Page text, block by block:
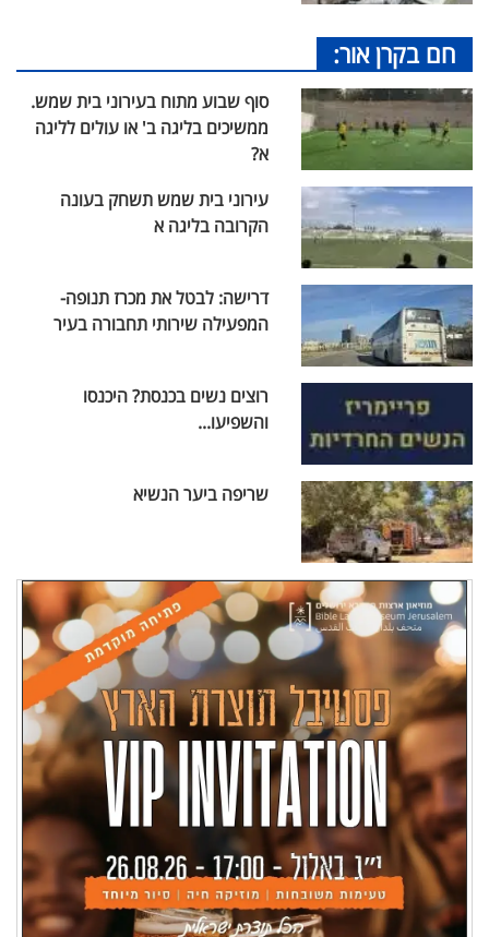
חם בקרן אור:
סוף שבוע מתוח בעירוני בית שמש.
ממשיכים בליגה ב' או עולים לליגה
א?
עירוני בית שמש תשחק בעונה
הקרובה בליגה א
דרישה: לבטל את מכרז תנופה-
המפעילה שירותי תחבורה בעיר
רוצים נשים בכנסת? היכנסו
והשפיעו...
שריפה ביער הנשיא